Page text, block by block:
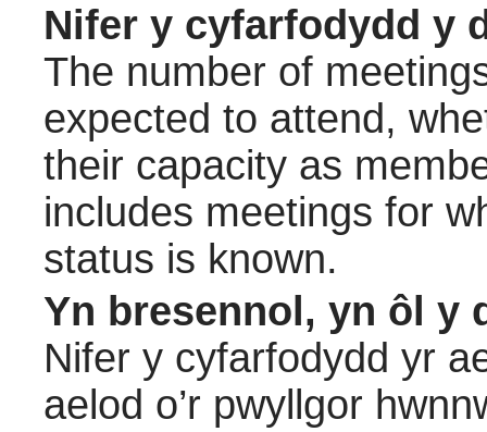
Nifer y cyfarfodydd y
The number of
expected to attend,
their capacity as
includes meetings for
status is known.
Yn bresennol, yn ôl y
Nifer y cyfarfodydd yr
aelod o’r pwyllgor